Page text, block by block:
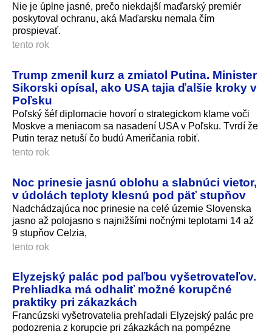
Nie je úplne jasné, prečo niekdajší maďarský premiér
poskytoval ochranu, aká Maďarsku nemala čím
prospievať.
tento rok
Trump zmenil kurz a zmiatol Putina. Minister
Sikorski opísal, ako USA tajia ďalšie kroky v
Poľsku
Poľský šéf diplomacie hovorí o strategickom klame voči
Moskve a meniacom sa nasadení USA v Poľsku. Tvrdí že
Putin teraz netuší čo budú Američania robiť.
tento rok
Noc prinesie jasnú oblohu a slabnúci vietor,
v údolách teploty klesnú pod päť stupňov
Nadchádzajúca noc prinesie na celé územie Slovenska
jasno až polojasno s najnižšími nočnými teplotami 14 až
9 stupňov Celzia,
tento rok
Elyzejský palác pod paľbou vyšetrovateľov.
Prehliadka má odhaliť možné korupčné
praktiky pri zákazkách
Francúzski vyšetrovatelia prehľadali Elyzejský palác pre
podozrenia z korupcie pri zákazkách na pompézne